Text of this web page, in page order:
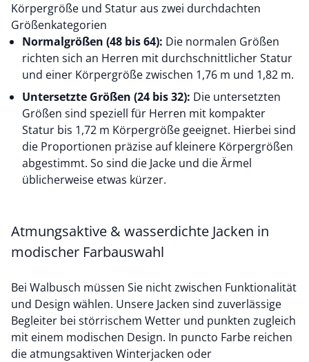
Körpergröße und Statur aus zwei durchdachten
Größenkategorien
Normalgrößen (48 bis 64): Die normalen Größen
richten sich an Herren mit durchschnittlicher Statur
und einer Körpergröße zwischen 1,76 m und 1,82 m.
Untersetzte Größen (24 bis 32): Die untersetzten
Größen sind speziell für Herren mit kompakter
Statur bis 1,72 m Körpergröße geeignet. Hierbei sind
die Proportionen präzise auf kleinere Körpergrößen
abgestimmt. So sind die Jacke und die Ärmel
üblicherweise etwas kürzer.
Atmungsaktive &wasserdichte Jacken in
modischer Farbauswahl
Bei Walbusch müssen Sie nicht zwischen Funktionalität
und Design wählen. Unsere Jacken sind zuverlässige
Begleiter bei störrischem Wetter und punkten zugleich
mit einem modischen Design. In puncto Farbe reichen
dieatmungsaktiven Winterjacken oder